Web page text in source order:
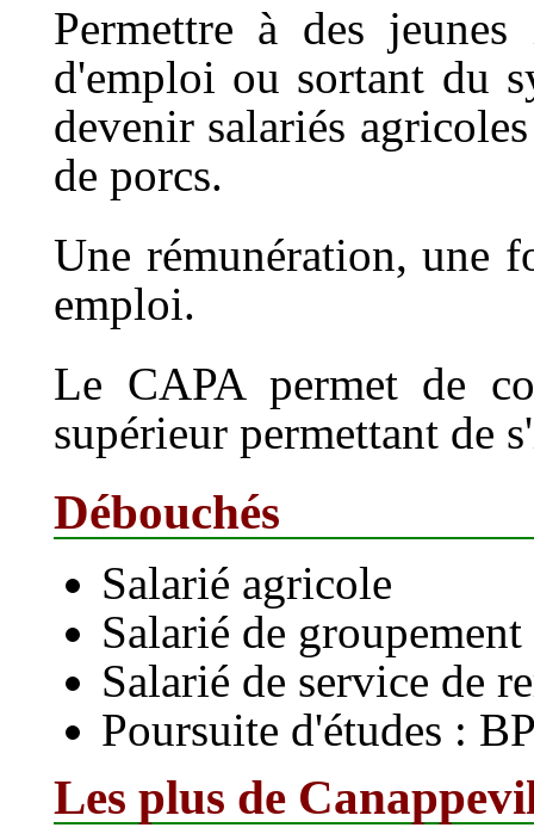
Permettre à des
d'emploi ou sortant du
devenir salariés
de porcs.
Une rémunération, une
emploi.
Le CAPA permet de
supérieur permettant de
Débouchés
Salarié agricole
Salarié de
Salarié de service de
Poursuite d'études :
Les plus de